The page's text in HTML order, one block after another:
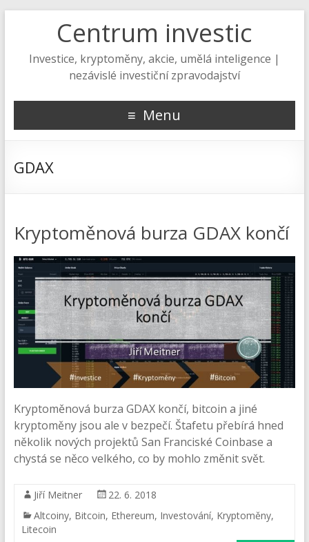
Centrum investic
Investice, kryptoměny, akcie, umělá inteligence |
nezávislé investiční zpravodajství
Menu
GDAX
Kryptoměnová burza GDAX končí
Kryptoměnová burza GDAX končí, bitcoin a jiné
kryptoměny jsou ale v bezpečí. Štafetu přebírá hned
několik nových projektů San Franciské Coinbase a
chystá se něco velkého, co by mohlo změnit svět.
Jiří Meitner
22. 6. 2018
Altcoiny, Bitcoin, Ethereum, Investování, Kryptoměny,
Litecoin